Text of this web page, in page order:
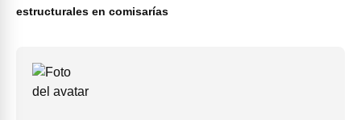
estructurales en comisarías